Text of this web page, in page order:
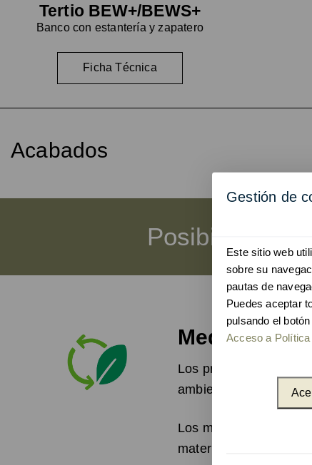
Tertio BEW+/BEWS+
Banco con estantería y zapatero
Ficha Técnica
Acabados
Posibilidad
Medio
Los productos de
ambiente durante su
Los materiales
materia prima para su
Gestión de
Este sitio web
sobre su
pautas de
Puedes aceptar
pulsando el
Acceso a